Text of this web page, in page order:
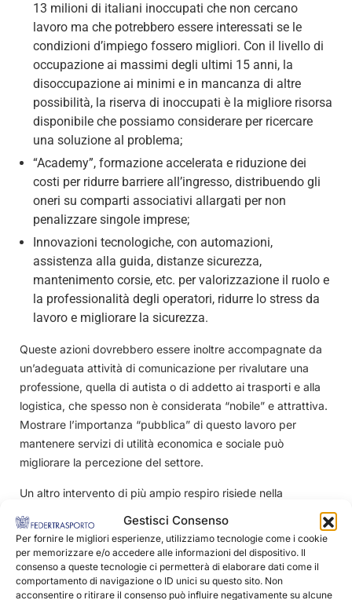
Gestisci Consenso
Per fornire le migliori esperienze, utilizziamo tecnologie come i cookie
per memorizzare e/o accedere alle informazioni del dispositivo. Il
consenso a queste tecnologie ci permetterà di elaborare dati come il
comportamento di navigazione o ID unici su questo sito. Non
acconsentire o ritirare il consenso può influire negativamente su alcune
13 milioni di italiani inoccupati che non cercano
lavoro ma che potrebbero essere interessati se le
condizioni d’impiego fossero migliori. Con il livello di
occupazione ai massimi degli ultimi 15 anni, la
disoccupazione ai minimi e in mancanza di altre
possibilità, la riserva di inoccupati è la migliore risorsa
disponibile che possiamo considerare per ricercare
una soluzione al problema;
“Academy”, formazione accelerata e riduzione dei
costi per ridurre barriere all’ingresso, distribuendo gli
oneri su comparti associativi allargati per non
penalizzare singole imprese;
Innovazioni tecnologiche, con automazioni,
assistenza alla guida, distanze sicurezza,
mantenimento corsie, etc. per valorizzazione il ruolo e
la professionalità degli operatori, ridurre lo stress da
lavoro e migliorare la sicurezza.
Queste azioni dovrebbero essere inoltre accompagnate da
un’adeguata attività di comunicazione per rivalutare una
professione, quella di autista o di addetto ai trasporti e alla
logistica, che spesso non è considerata “nobile” e attrattiva.
Mostrare l’importanza “pubblica” di questo lavoro per
mantenere servizi di utilità economica e sociale può
migliorare la percezione del settore.
Un altro intervento di più ampio respiro risiede nella
collaborazione con istituzioni formative per creare i corsi di
studio che costituiscono canali di inserimento diretto dalla
scuola alle imprese.